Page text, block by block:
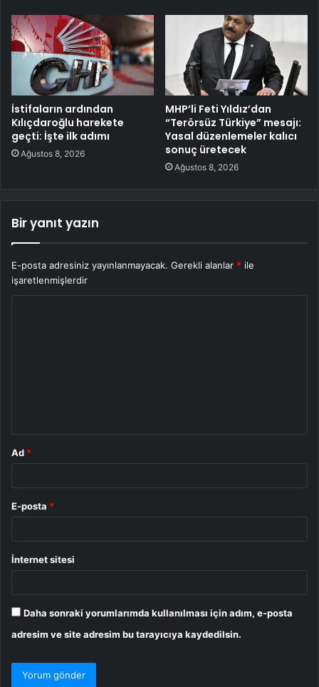
İstifaların ardından
Kılıçdaroğlu harekete
geçti: İşte ilk adımı
Ağustos 8, 2026
MHP’li Feti Yıldız’dan
“Terörsüz Türkiye” mesajı:
Yasal düzenlemeler kalıcı
sonuç üretecek
Ağustos 8, 2026
Bir yanıt yazın
E-posta adresiniz yayınlanmayacak. Gerekli alanlar * ile
işaretlenmişlerdir
Ad *
E-posta *
İnternet sitesi
Daha sonraki yorumlarımda kullanılması için adım, e-posta
adresim ve site adresim bu tarayıcıya kaydedilsin.